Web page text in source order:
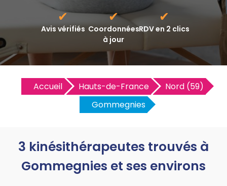
✔
Avis vérifiés
✔
Coordonnées
à jour
✔
RDV en 2 clics
Accueil Hauts-de-France
Nord (59)
Gommegnies
3 kinésithérapeutes trouvés à
Gommegnies et ses environs